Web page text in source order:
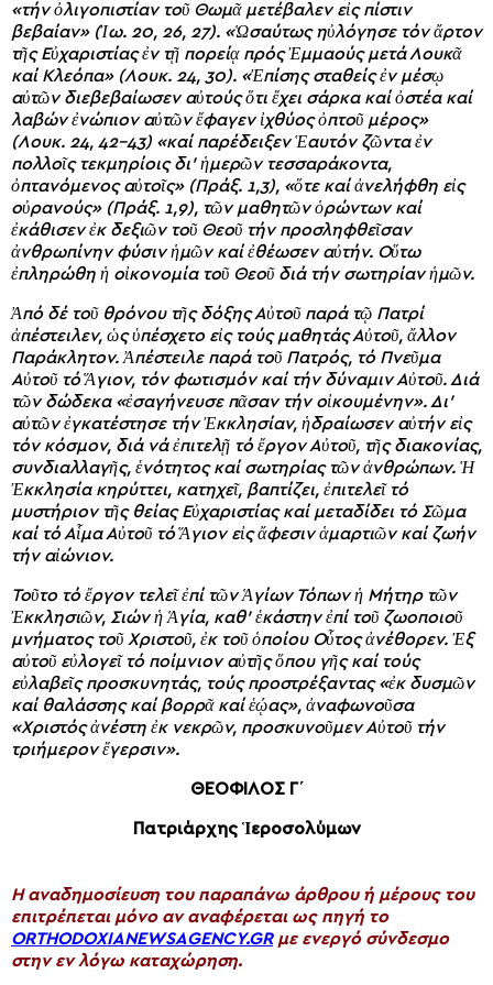
«τήν ὀλιγοπιστίαν τοῦ Θωμᾶ μετέβαλεν εἰς πίστιν
βεβαίαν» (Ἰω. 20, 26, 27). «Ὡσαύτως ηὐλόγησε τόν ἄρτον
τῆς Εὐχαριστίας ἐν τῇ πορείᾳ πρός Ἐμμαούς μετά Λουκᾶ
καί Κλεόπα» (Λουκ. 24, 30). «Ἐπίσης σταθείς ἐν μέσῳ
αὐτῶν διεβεβαίωσεν αὐτούς ὅτι ἔχει σάρκα καί ὀστέα καί
λαβών ἐνώπιον αὐτῶν ἔφαγεν ἰχθύος ὀπτοῦ μέρος»
(Λουκ. 24, 42-43) «καί παρέδειξεν Ἑαυτόν ζῶντα ἐν
πολλοῖς τεκμηρίοις δι’ ἡμερῶν τεσσαράκοντα,
ὀπτανόμενος αὐτοῖς» (Πράξ. 1,3), «ὅτε καί ἀνελήφθη εἰς
οὐρανούς» (Πράξ. 1,9), τῶν μαθητῶν ὁρώντων καί
ἐκάθισεν ἐκ δεξιῶν τοῦ Θεοῦ τήν προσληφθεῖσαν
ἀνθρωπίνην φύσιν ἡμῶν καί ἐθέωσεν αὐτήν. Οὕτω
ἐπληρώθη ἡ οἰκονομία τοῦ Θεοῦ διά τήν σωτηρίαν ἡμῶν.
Ἀπό δέ τοῦ θρόνου τῆς δόξης Αὐτοῦ παρά τῷ Πατρί
ἀπέστειλεν, ὡς ὑπέσχετο εἰς τούς μαθητάς Αὐτοῦ, ἄλλον
Παράκλητον. Ἀπέστειλε παρά τοῦ Πατρός, τό Πνεῦμα
Αὐτοῦ τό Ἅγιον, τόν φωτισμόν καί τήν δύναμιν Αὐτοῦ. Διά
τῶν δώδεκα «ἐσαγήνευσε πᾶσαν τήν οἰκουμένην». Δι’
αὐτῶν ἐγκατέστησε τήν Ἐκκλησίαν, ἡδραίωσεν αὐτήν εἰς
τόν κόσμον, διά νά ἐπιτελῇ τό ἔργον Αὐτοῦ, τῆς διακονίας,
συνδιαλλαγῆς, ἑνότητος καί σωτηρίας τῶν ἀνθρώπων. Ἡ
Ἐκκλησία κηρύττει, κατηχεῖ, βαπτίζει, ἐπιτελεῖ τό
μυστήριον τῆς θείας Εὐχαριστίας καί μεταδίδει τό Σῶμα
καί τό Αἷμα Αὐτοῦ τό Ἅγιον εἰς ἄφεσιν ἁμαρτιῶν καί ζωήν
τήν αἰώνιον.
Τοῦτο τό ἔργον τελεῖ ἐπί τῶν Ἁγίων Τόπων ἡ Μήτηρ τῶν
Ἐκκλησιῶν, Σιών ἡ Ἁγία, καθ’ ἑκάστην ἐπί τοῦ ζωοποιοῦ
μνήματος τοῦ Χριστοῦ, ἐκ τοῦ ὁποίου Οὗτος ἀνέθορεν. Ἐξ
αὐτοῦ εὐλογεῖ τό ποίμνιον αὐτῆς ὅπου γῆς καί τούς
εὐλαβεῖς προσκυνητάς, τούς προστρέξαντας «ἐκ δυσμῶν
καί θαλάσσης καί βορρᾶ καί ἑῴας», ἀναφωνοῦσα
«Χριστός ἀνέστη ἐκ νεκρῶν, προσκυνοῦμεν Αὐτοῦ τήν
τριήμερον ἔγερσιν».
ΘΕΟΦΙΛΟΣ Γ΄
Πατριάρχης Ἱεροσολύμων
H αναδημοσίευση του παραπάνω άρθρου ή μέρους του
επιτρέπεται μόνο αν αναφέρεται ως πηγή το
ORTHODOXIANEWSAGENCY.GRμε ενεργό σύνδεσμο
στην εν λόγω καταχώρηση.